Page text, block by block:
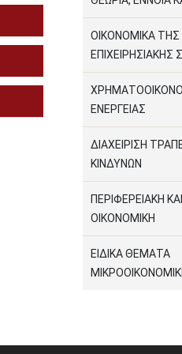
ΟΙΚΟΝΟΜΙΚΑ ΤΗΣ
ΕΠΙΧΕΙΡΗΣΙΑΚΗΣ
ΕΝΕΡΓΕΙΑΣ
ΔΙΑΧΕΙΡΙΣΗ
ΚΙΝΔΥΝΩΝ
ΠΕΡΙΦΕΡΕΙΑΚΗ
ΟΙΚΟΝΟΜΙΚΗ
ΕΙΔΙΚΑ ΘΕΜΑΤΑ